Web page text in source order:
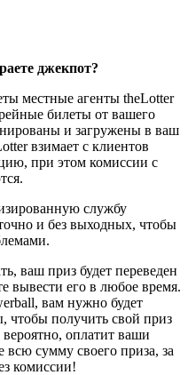
джекпот?
местные агенты theLotter
билеты от вашего
и загружены в ваш
взимает с клиентов
при этом комиссии с
службу
и без выходных, чтобы
ваш приз будет переведен
вывести его в любое время.
вам нужно будет
чтобы получить свой приз
оплатит ваши
сумму своего приза, за
комиссии!